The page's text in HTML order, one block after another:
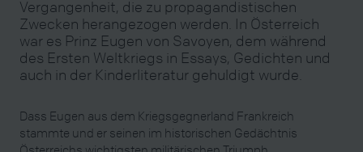
Vergangenheit, die zu propagandistischen
Zwecken herangezogen werden. In Österreich
war es Prinz Eugen von Savoyen, dem während
des Ersten Weltkriegs in Essays, Gedichten und
auch in der Kinderliteratur gehuldigt wurde.
Dass Eugen aus dem Kriegsgegnerland Frankreich
stammte und er seinen im historischen Gedächtnis